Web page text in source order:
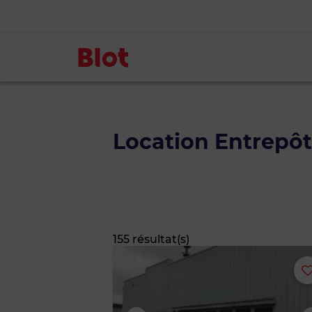
Location Entrepôt
155 résultat(s)